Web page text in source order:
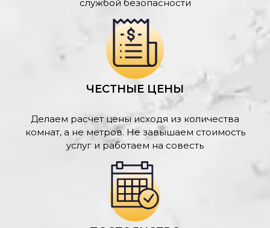
службой безопасности
ЧЕСТНЫЕ ЦЕНЫ
Делаем расчет цены исходя из количества
комнат, а не метров. Не завышаем стоимость
услуг и работаем на совесть